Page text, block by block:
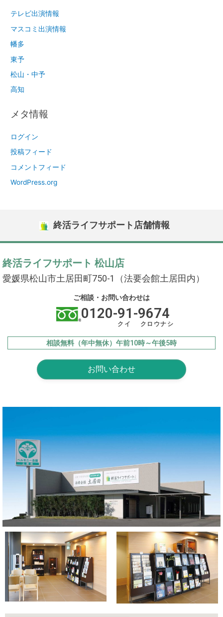
テレビ出演情報
マスコミ出演情報
幡多
東予
松山・中予
高知
メタ情報
ログイン
投稿フィード
コメントフィード
WordPress.org
終活ライフサポート店舗情報
終活ライフサポート 松山店
愛媛県松山市土居田町750-1（法要会館土居田内）
ご相談・お問い合わせは
0120-91-9674
クイ クロウナシ
相談無料（年中無休）午前10時～午後5時
お問い合わせ